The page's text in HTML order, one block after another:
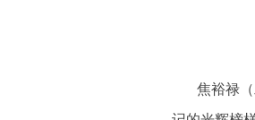
焦裕禄